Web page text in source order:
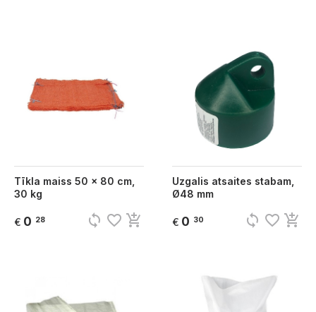
Tīkla maiss 50 x 80 cm,
30 kg
€ 0 28 sync favorite_border add_shopping_cart
Uzgalis atsaites stabam,
Ø48 mm
€ 0 30 sync favorite_border add_shopping_cart